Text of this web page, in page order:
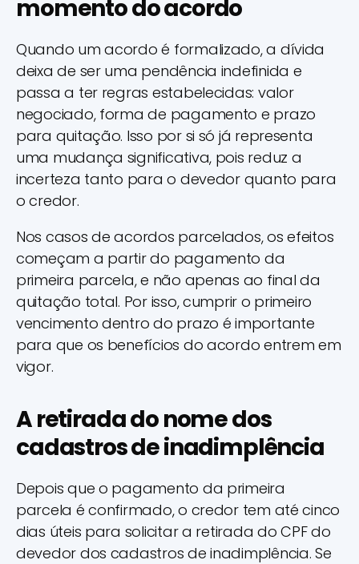
momento do acordo
Quando um acordo é formalizado, a dívida
deixa de ser uma pendência indefinida e
passa a ter regras estabelecidas: valor
negociado, forma de pagamento e prazo
para quitação. Isso por si só já representa
uma mudança significativa, pois reduz a
incerteza tanto para o devedor quanto para
o credor.
Nos casos de acordos parcelados, os efeitos
começam a partir do pagamento da
primeira parcela, e não apenas ao final da
quitação total. Por isso, cumprir o primeiro
vencimento dentro do prazo é importante
para que os benefícios do acordo entrem em
vigor.
A retirada do nome dos
cadastros de inadimplência
Depois que o pagamento da primeira
parcela é confirmado, o credor tem até cinco
dias úteis para solicitar a retirada do CPF do
devedor dos cadastros de inadimplência. Se